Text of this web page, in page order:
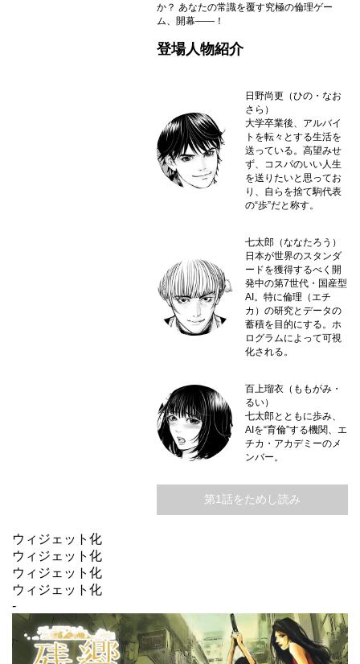
か？ あなたの常識を覆す究極の倫理ゲー
ム、開幕――！
登場人物紹介
日野尚更（ひの・なお
さら）
大学卒業後、アルバイ
トを転々とする生活を
送っている。高望みせ
ず、コスパのいい人生
を送りたいと思ってお
り、自らを捨て駒代表
の“歩”だと称す。
七太郎（ななたろう）
日本が世界のスタンダ
ードを獲得するべく開
発中の第7世代・国産型
AI。特に倫理（エチ
カ）の研究とデータの
蓄積を目的にする。ホ
ログラムによって可視
化される。
百上瑠衣（ももがみ・
るい）
七太郎とともに歩み、
AIを“育倫”する機関、エ
チカ・アカデミーのメ
ンバー。
第1話をためし読み
ウィジェット化
ウィジェット化
ウィジェット化
ウィジェット化
-